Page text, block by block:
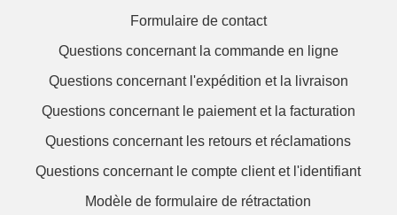
Formulaire de contact
Questions concernant la commande en ligne
Questions concernant l'expédition et la livraison
Questions concernant le paiement et la facturation
Questions concernant les retours et réclamations
Questions concernant le compte client et l'identifiant
Modèle de formulaire de rétractation